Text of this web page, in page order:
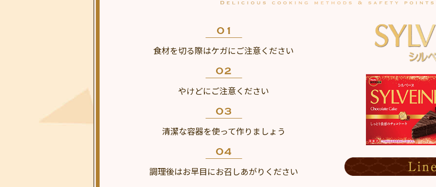
食材を切る際はケガにご注意ください
やけどにご注意ください
清潔な容器を使って作りましょう
調理後はお早目にお召しあがりください